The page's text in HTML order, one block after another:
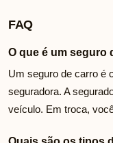
FAQ
O que é um seguro
Um seguro de carro é
seguradora. A
veículo. Em troca,